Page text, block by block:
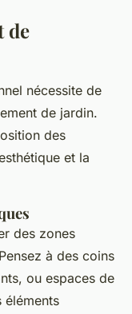
de
nécessite de
de jardin.
des
et la
des zones
à des coins
ou espaces de
éléments